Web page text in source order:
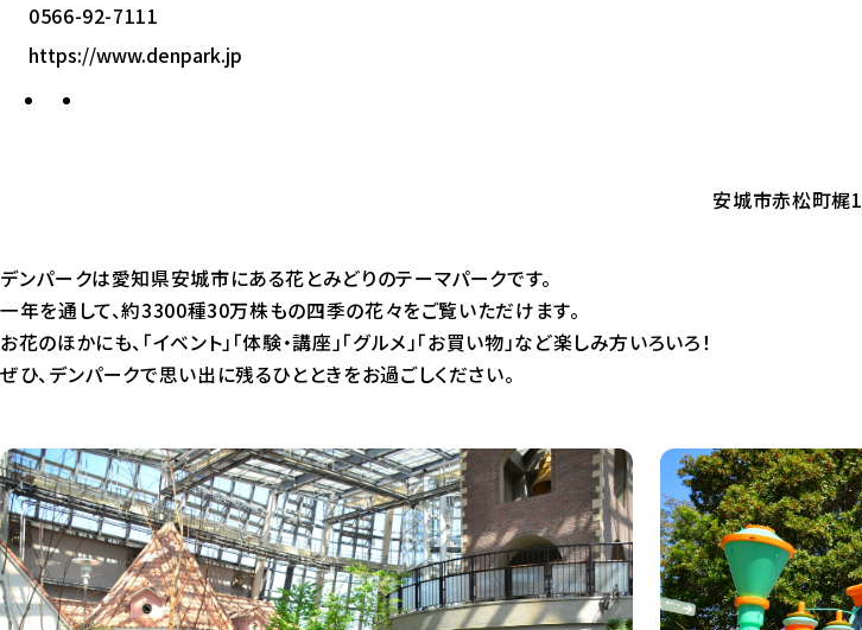
0566-92-7111
https://www.denpark.jp
安城市赤松町梶1
デンパークは愛知県安城市にある花とみどりのテーマパークです。
一年を通して、約3300種30万株もの四季の花々をご覧いただけます。
お花のほかにも、「イベント」「体験・講座」「グルメ」「お買い物」など楽しみ方いろいろ！
ぜひ、デンパークで思い出に残るひとときをお過ごしください。